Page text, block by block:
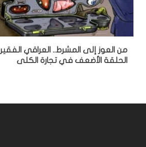
من العوز إلى المشرط.. العراقي الفقير
الحلقة الأضعف في تجارة الكلى